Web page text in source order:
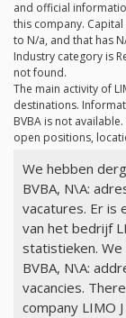
and official
this company. Capital
to N/a, and that has
Industry category is
not found.
The main activity of
destinations.
BVBA is not
open positions,
We hebben
BVBA, N\A:
vacatures. Er is
van het bedrijf
statistieken. We
BVBA, N\A:
vacancies.
company LIMO